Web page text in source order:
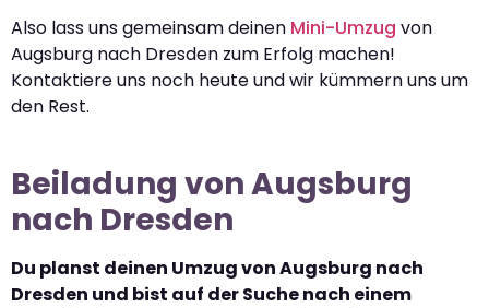
Also lass uns gemeinsam deinen Mini-Umzug von
Augsburg nach Dresden zum Erfolg machen!
Kontaktiere uns noch heute und wir kümmern uns um
den Rest.
Beiladung von Augsburg
nach Dresden
Du planst deinen Umzug von Augsburg nach
Dresden und bist auf der Suche nach einem